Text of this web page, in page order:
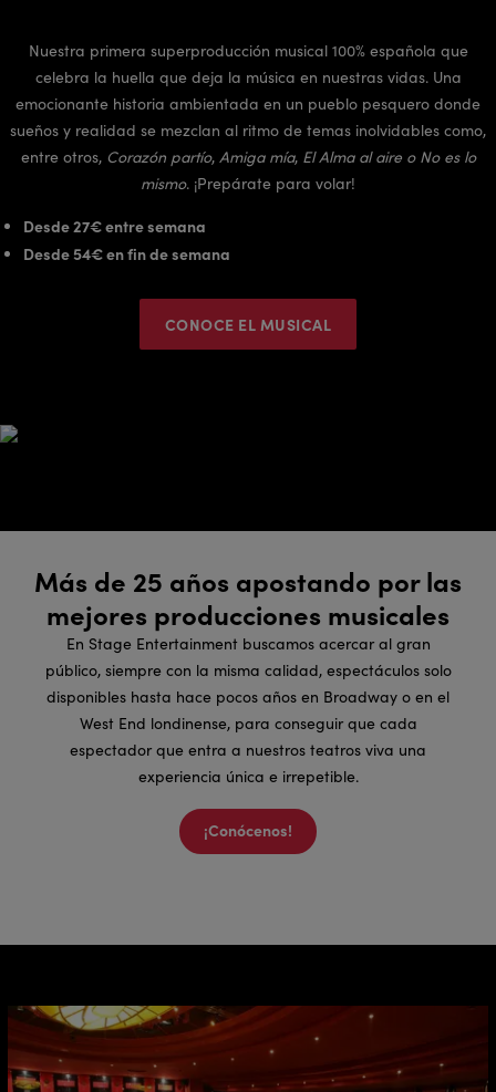
Nuestra primera superproducción musical 100% española que
celebra la huella que deja la música en nuestras vidas. Una
emocionante historia ambientada en un pueblo pesquero donde
sueños y realidad se mezclan al ritmo de temas inolvidables como,
entre otros, Corazón partío, Amiga mía, El Alma al aire o No es lo
mismo. ¡Prepárate para volar!
Desde 27€ entre semana
Desde 54€ en fin de semana
CONOCE EL MUSICAL
Más de 25 años apostando por las
mejores producciones musicales
En Stage Entertainment buscamos acercar al gran
público, siempre con la misma calidad, espectáculos solo
disponibles hasta hace pocos años en Broadway o en el
West End londinense, para conseguir que cada
espectador que entra a nuestros teatros viva una
experiencia única e irrepetible.
¡Conócenos!